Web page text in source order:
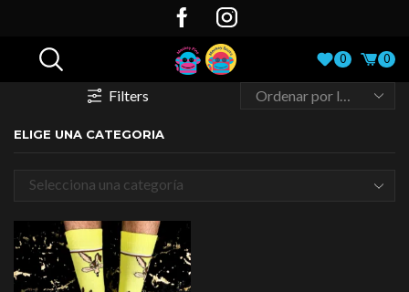
0 0
Filters
ELIGE UNA CATEGORIA
Selecciona una categoría